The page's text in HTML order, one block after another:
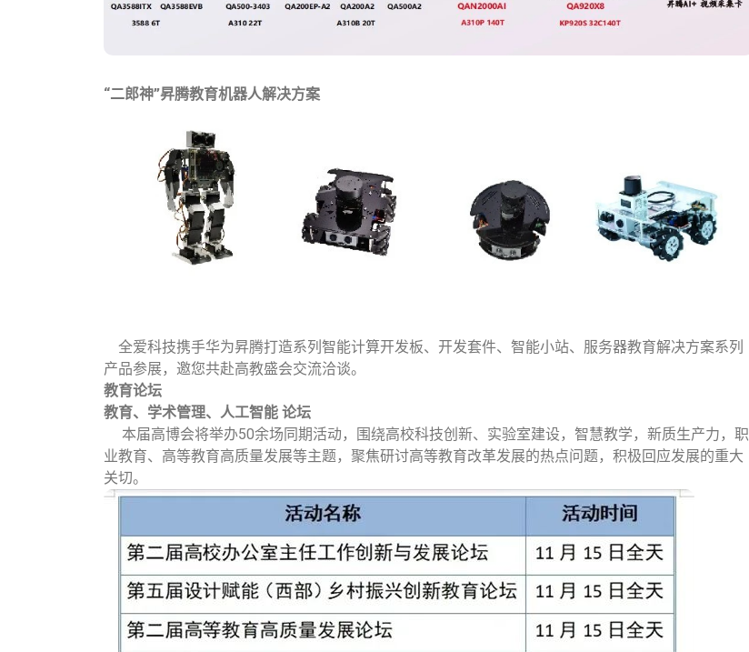
“二郎神”昇腾教育机器人解决方案
全爱科技携手华为昇腾打造系列智能计算开发板、开发套件、智能小站、服务器教育解决方案系列
产品参展，邀您共赴高教盛会交流洽谈。
教育论坛
教育、学术管理、人工智能 论坛
本届高博会将举办50余场同期活动，围绕高校科技创新、实验室建设，智慧教学，新质生产力，职
业教育、高等教育高质量发展等主题，聚焦研讨高等教育改革发展的热点问题，积极回应发展的重大
关切。